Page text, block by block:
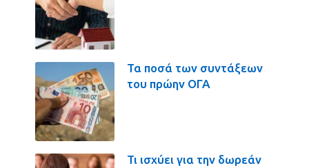
Τα ποσά των συντάξεων
του πρώην ΟΓΑ
Τι ισχύει για την δωρεάν